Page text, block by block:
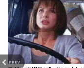
PREV